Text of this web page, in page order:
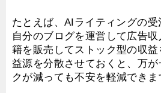
たとえば、AIライティングの受
自分のブログを運営して広告
籍を販売してストック型の収
益源を分散させておくと、万
クが減っても不安を軽減できま